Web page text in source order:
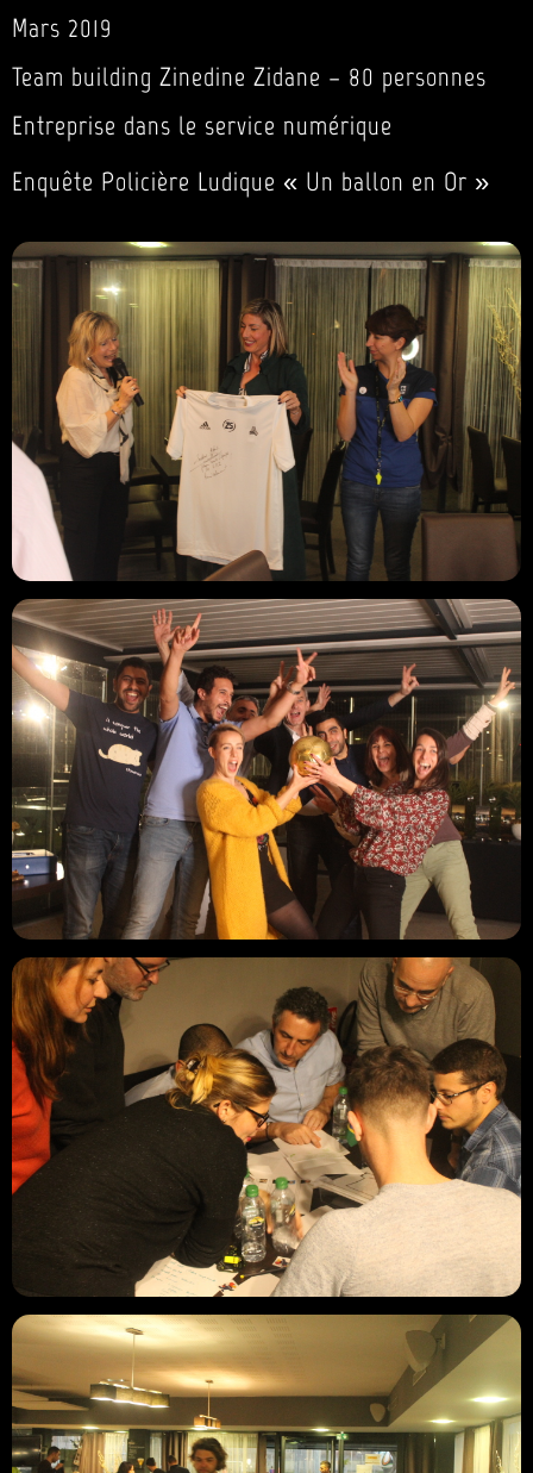
Mars 2019
Team building Zinedine Zidane – 80 personnes
Entreprise dans le service numérique
Enquête Policière Ludique « Un ballon en Or »